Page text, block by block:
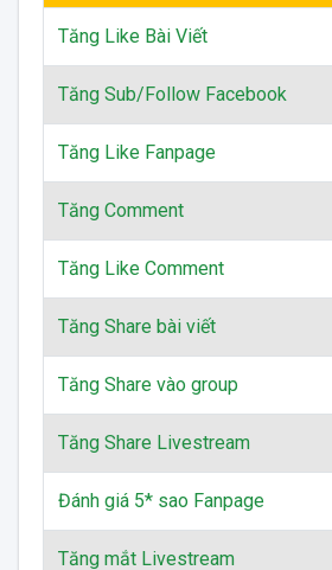
Tăng Like Bài Viết
Tăng Sub/Follow Facebook
Tăng Like Fanpage
Tăng Comment
Tăng Like Comment
Tăng Share bài viết
Tăng Share vào group
Tăng Share Livestream
Đánh giá 5* sao Fanpage
Tăng mắt Livestream